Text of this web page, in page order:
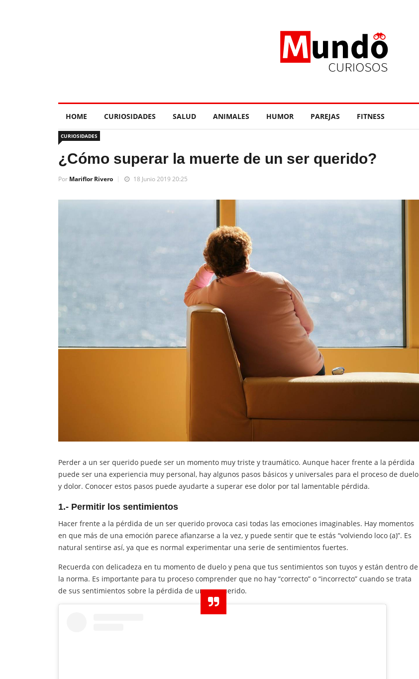
HOME CURIOSIDADES SALUD ANIMALES HUMOR PAREJAS FITNESS
CURIOSIDADES
¿Cómo superar la muerte de un ser querido?
Por Mariflor Rivero 18 Junio 2019 20:25
Perder a un ser querido puede ser un momento muy triste y traumático. Aunque hacer frente a la pérdida
puede ser una experiencia muy personal, hay algunos pasos básicos y universales para el proceso de duelo
y dolor. Conocer estos pasos puede ayudarte a superar ese dolor por tal lamentable pérdida.
1.- Permitir los sentimientos
Hacer frente a la pérdida de un ser querido provoca casi todas las emociones imaginables. Hay momentos
en que más de una emoción parece afianzarse a la vez, y puede sentir que te estás “volviendo loco (a)”. Es
natural sentirse así, ya que es normal experimentar una serie de sentimientos fuertes.
Recuerda con delicadeza en tu momento de duelo y pena que tus sentimientos son tuyos y están dentro de
la norma. Es importante para tu proceso comprender que no hay “correcto” o “incorrecto” cuando se trata
de sus sentimientos sobre la pérdida de un ser querido.